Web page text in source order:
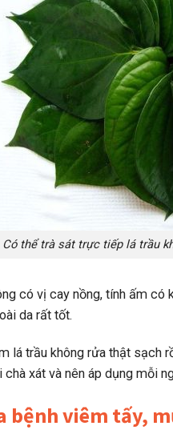
Có thể trà sát trực tiếp lá trầu
có vị cay nồng, tính ấm
da rất tốt.
lá trầu không rửa thật sạch
xát và nên áp dụng mỗi
bệnh viêm tấy,